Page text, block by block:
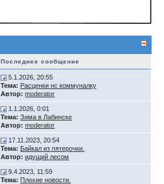
Последнее сообщение
5.1.2026, 20:55
Тема: Расценки нс коммуналку
Автор: moderator
1.1.2026, 0:01
Тема: Зима в Лабинске
Автор: moderator
17.11.2023, 20:54
Тема: Байкал из пятерочки.
Автор: идущий лесом
9.4.2023, 11:59
Тема: Плохие новости.